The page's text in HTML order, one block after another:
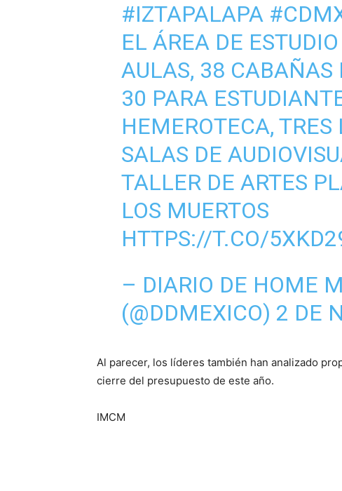
#IZTAPALAPA
EL ÁREA DE
AULAS, 38 CABAÑAS
30 PARA
HEMEROTECA, TRES
SALAS DE
TALLER DE ARTES
LOS MUERTOS
HTTPS://T.CO/
– DIARIO DE HOME
(@DDMEXICO) 2 DE
Al parecer, los líderes también han analizado
cierre del presupuesto de este año.
IMCM